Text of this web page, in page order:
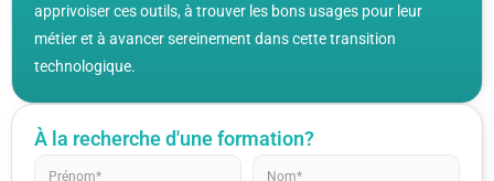
apprivoiser ces outils, à trouver les bons usages pour leur
métier et à avancer sereinement dans cette transition
technologique.
À la recherche d'une formation?